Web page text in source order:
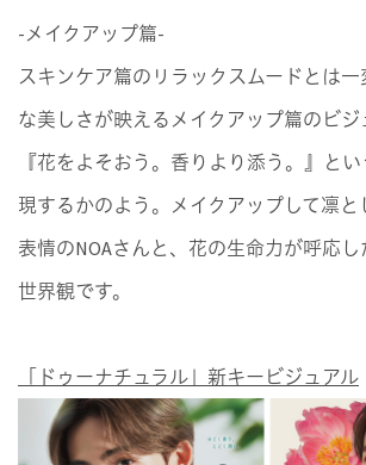
-メイクアップ篇-
スキンケア篇のリラックスムードとは一
な美しさが映えるメイクアップ篇のビジ
『花をよそおう。香りより添う。』と
現するかのよう。メイクアップして凛と
表情のNOAさんと、花の生命力が呼応
世界観です。
「ドゥーナチュラル」新キービジュアル